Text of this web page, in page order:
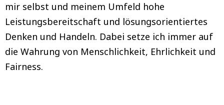
mir selbst und meinem Umfeld hohe
Leistungsbereitschaft und lösungsorientiertes
Denken und Handeln. Dabei setze ich immer auf
die Wahrung von Menschlichkeit, Ehrlichkeit und
Fairness.